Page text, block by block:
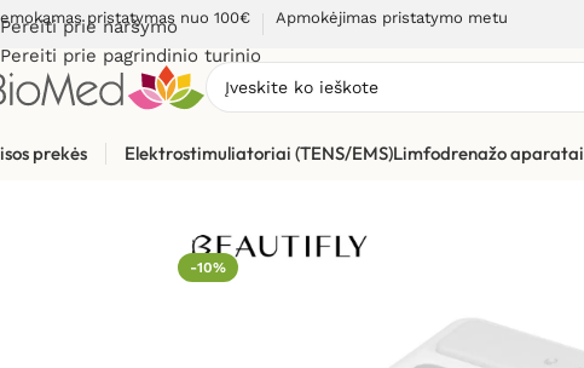
Pereiti prie naršymo
Pereiti prie pagrindinio turinio
pristatymas nuo 100€ Apmokėjimas pristatymo metu
prekės Elektrostimuliatoriai (TENS/EMS)Limfodrenažo aparatai
Grožio priežiūrai, odos problemoms
-10%